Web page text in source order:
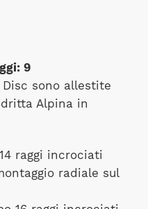
9
sono allestite
Alpina in
raggi incrociati
radiale sul